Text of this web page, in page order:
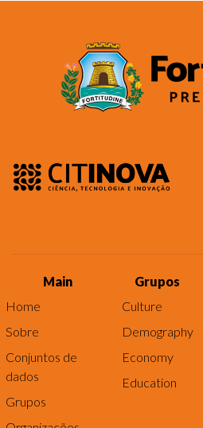
Main
Home
Sobre
Conjuntos de
dados
Grupos
Grupos
Culture
Demography
Economy
Education